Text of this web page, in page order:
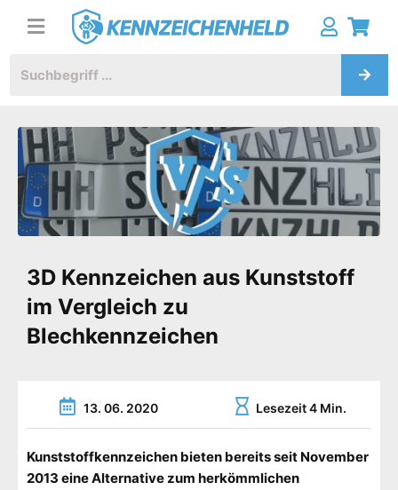
3D Kennzeichen aus Kunststoff
im Vergleich zu
Blechkennzeichen
13. 06. 2020 Lesezeit 4 Min.
Kunststoffkennzeichen bieten bereits seit November
2013 eine Alternative zum herkömmlichen